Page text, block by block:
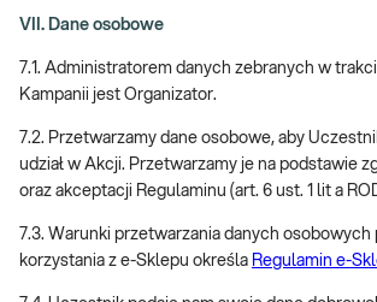
VII. Dane osobowe
7.1. Administratorem danych zebranych w
Kampanii jest Organizator.
7.2. Przetwarzamy dane osobowe, aby
udział w Akcji. Przetwarzamy je na podstawie
oraz akceptacji Regulaminu (art. 6 ust. 1 lit a
7.3. Warunki przetwarzania danych osobowych
korzystania z e-Sklepu określa Regulamin e-